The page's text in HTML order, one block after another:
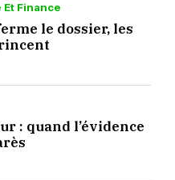
Et Finance
le dossier, les
: quand l’évidence